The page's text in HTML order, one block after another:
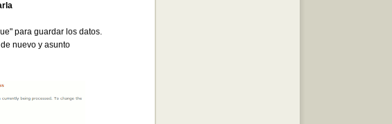
para guardar los datos.
nuevo y asunto